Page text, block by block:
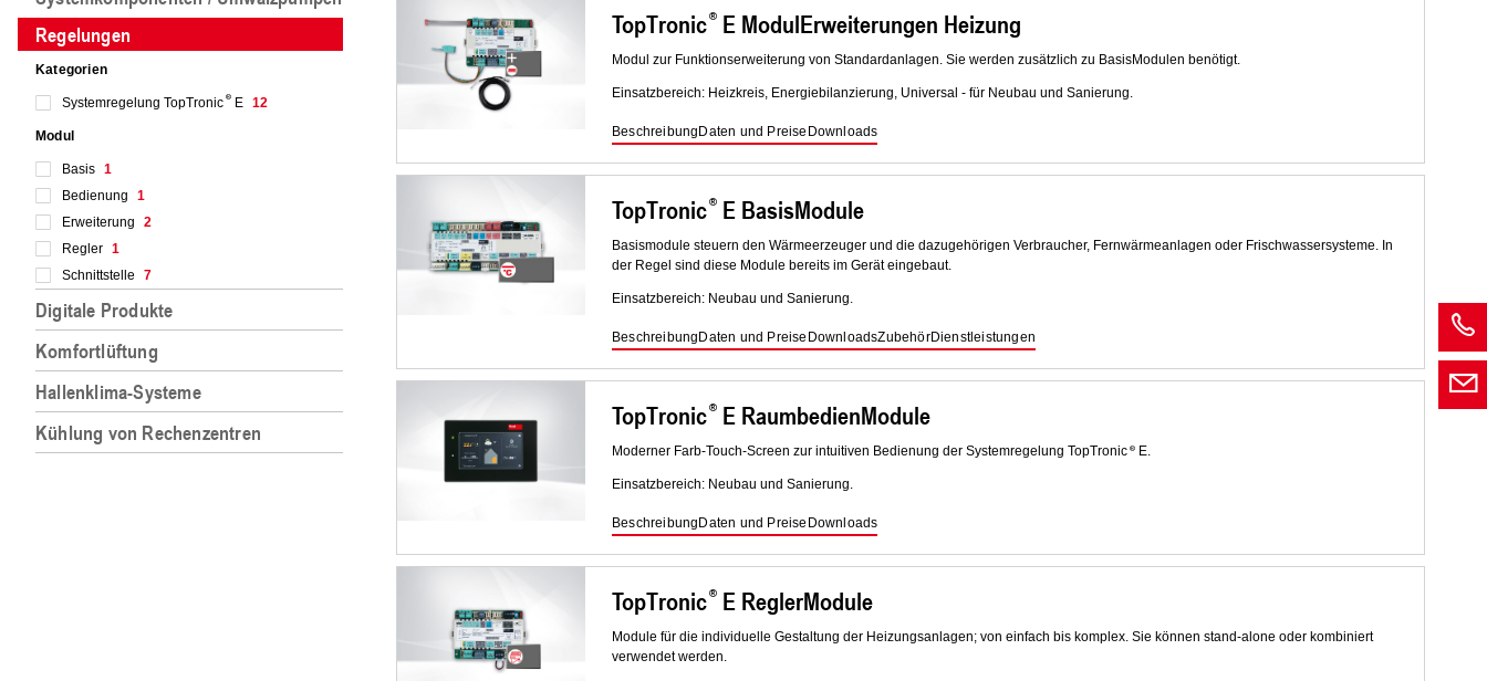
Regelungen
Kategorien
Systemregelung TopTronic E 12
Modul
Basis 1
Bedienung
1
Erweiterung
2
Regler 1
Schnittstelle
7
Digitale Produkte
Komfortlüftung
Hallenklima-Systeme
Kühlung von Rechenzentren
TopTronic E ModulErweiterungen Heizung
Modul zur Funktionserweiterung von Standardanlagen. Sie werden zusätzlich zu BasisModulen benötigt.
Einsatzbereich: Heizkreis, Energiebilanzierung, Universal - für Neubau und Sanierung.
Beschreibung Daten und Preise Downloads
TopTronic E BasisModule
Basismodule steuern den Wärmeerzeuger und die dazugehörigen Verbraucher, Fernwärmeanlagen oder Frischwassersysteme. In
der Regel sind diese Module bereits im Gerät eingebaut.
Einsatzbereich: Neubau und Sanierung.
Beschreibung Daten und Preise DownloadsZubehörDienstleistungen
TopTronic E RaumbedienModule
Moderner Farb-Touch-Screen zur intuitiven Bedienung der Systemregelung TopTronic E.
Einsatzbereich: Neubau und Sanierung.
Beschreibung Daten und Preise Downloads
TopTronic E ReglerModule
Module für die individuelle Gestaltung der Heizungsanlagen; von einfach bis komplex. Sie können stand-alone oder kombiniert
verwendet werden.